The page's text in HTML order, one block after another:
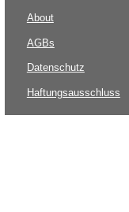
About
AGBs
Datenschutz
Haftungsausschluss